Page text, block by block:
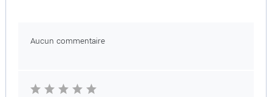
Aucun commentaire